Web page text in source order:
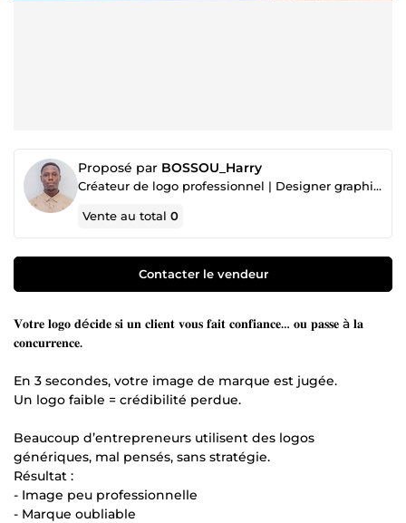
Proposé par BOSSOU_Harry
Créateur de logo professionnel | Designer graphique & identité visuelle
Vente au total0
Contacter le vendeur
𝐕𝐨𝐭𝐫𝐞 𝐥𝐨𝐠𝐨 𝐝é𝐜𝐢𝐝𝐞 𝐬𝐢 𝐮𝐧 𝐜𝐥𝐢𝐞𝐧𝐭 𝐯𝐨𝐮𝐬 𝐟𝐚𝐢𝐭 𝐜𝐨𝐧𝐟𝐢𝐚𝐧𝐜𝐞… 𝐨𝐮 𝐩𝐚𝐬𝐬𝐞 à 𝐥𝐚
𝐜𝐨𝐧𝐜𝐮𝐫𝐫𝐞𝐧𝐜𝐞.
En 3 secondes, votre image de marque est jugée.
Un logo faible = crédibilité perdue.
Beaucoup d’entrepreneurs utilisent des logos
génériques, mal pensés, sans stratégie.
Résultat :
- Image peu professionnelle
- Marque oubliable